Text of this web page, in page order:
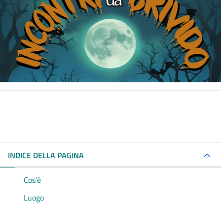
INDICE DELLA PAGINA
Cos'è
Luogo